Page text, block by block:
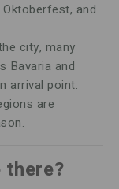
and
city, many
Bavaria and
arrival point.
are
there?